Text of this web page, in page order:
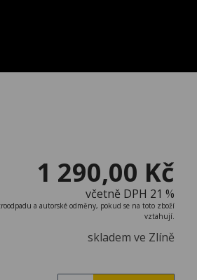
1 290,00 Kč
včetně DPH 21 %
a autorské odměny, pokud se na toto zboží
vztahují.
skladem ve Zlíně